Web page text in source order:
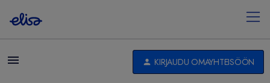
KIRJAUDU OMAYHTEISÖÖN